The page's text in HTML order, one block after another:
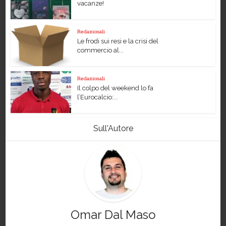
vacanze!
Redazionali
Le frodi sui resi e la crisi del
commercio al...
Redazionali
Il colpo del weekend lo fa
l’Eurocalcio:...
Sull'Autore
Omar Dal Maso